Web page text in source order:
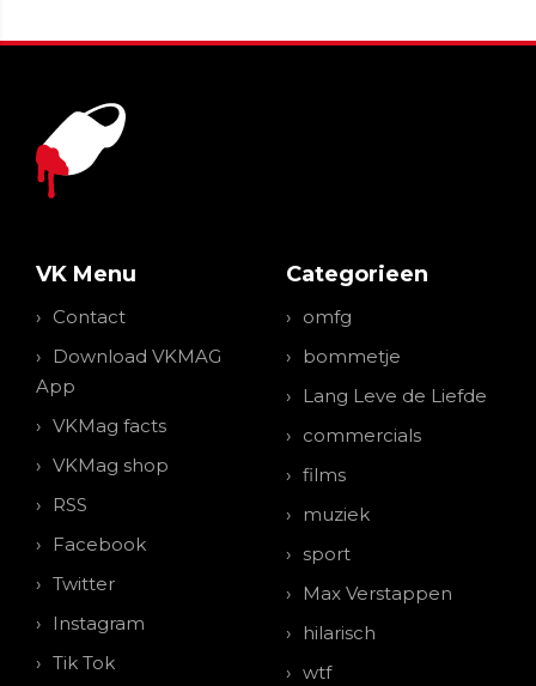
VK Menu
Contact
Download VKMAG
App
VKMag facts
VKMag shop
RSS
Facebook
Twitter
Instagram
Tik Tok
Categorieen
omfg
bommetje
Lang Leve de Liefde
commercials
films
muziek
sport
Max Verstappen
hilarisch
wtf